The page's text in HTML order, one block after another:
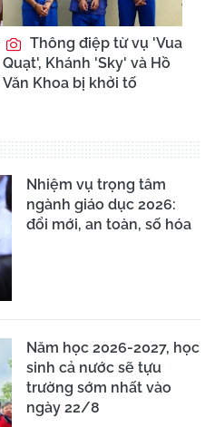
Thông điệp từ vụ 'Vua
Quạt', Khánh 'Sky' và Hồ
Văn Khoa bị khởi tố
Nhiệm vụ trọng tâm
ngành giáo dục 2026:
đổi mới, an toàn, số hóa
Năm học 2026-2027, học
sinh cả nước sẽ tựu
trường sớm nhất vào
ngày 22/8